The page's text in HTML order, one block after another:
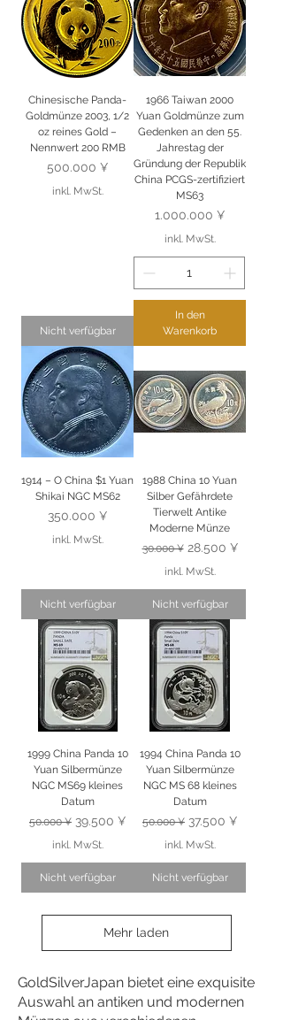
Chinesische Panda-
Goldmünze 2003, 1/2
oz reines Gold –
Nennwert 200 RMB
Preis
500.000 ¥
inkl. MwSt.
Nicht verfügbar
1966 Taiwan 2000
Yuan Goldmünze zum
Gedenken an den 55.
Jahrestag der
Gründung der Republik
China PCGS-zertifiziert
MS63
Preis
1.000.000 ¥
inkl. MwSt.
In den
Warenkorb
1914 – O China $1 Yuan
Shikai NGC MS62
Preis
350.000 ¥
inkl. MwSt.
Nicht verfügbar
1988 China 10 Yuan
Silber Gefährdete
Tierwelt Antike
Moderne Münze
Standardpreis
30.000 ¥ Sale-Preis
28.500 ¥
inkl. MwSt.
Nicht verfügbar
1999 China Panda 10
Yuan Silbermünze
NGC MS69 kleines
Datum
Standardpreis
50.000 ¥ Sale-Preis
39.500 ¥
inkl. MwSt.
Nicht verfügbar
1994 China Panda 10
Yuan Silbermünze
NGC MS 68 kleines
Datum
Standardpreis
50.000 ¥ Sale-Preis
37.500 ¥
inkl. MwSt.
Nicht verfügbar
Mehr laden
GoldSilverJapan bietet eine exquisite
Auswahl an antiken und modernen